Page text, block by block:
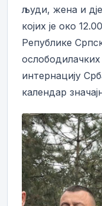
људи, жена и
којих је око
Републике
интернацију
календар